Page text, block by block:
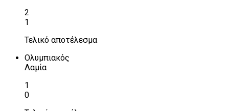
2
1
Τελικό αποτέλεσμα
Ολυμπιακός
Λαμία
1
0